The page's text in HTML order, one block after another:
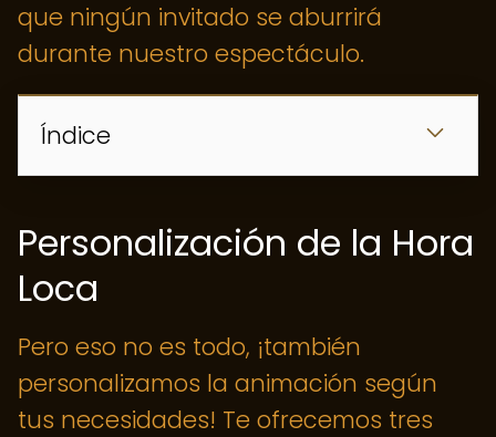
que ningún invitado se aburrirá
durante nuestro espectáculo.
Índice
Personalización de la Hora
Loca
Pero eso no es todo, ¡también
personalizamos la animación según
tus necesidades! Te ofrecemos tres